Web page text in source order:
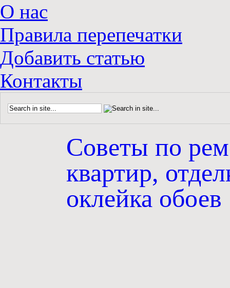
О нас
Правила перепечатки
Добавить статью
Контакты
Советы по
квартир,
оклейка обоев